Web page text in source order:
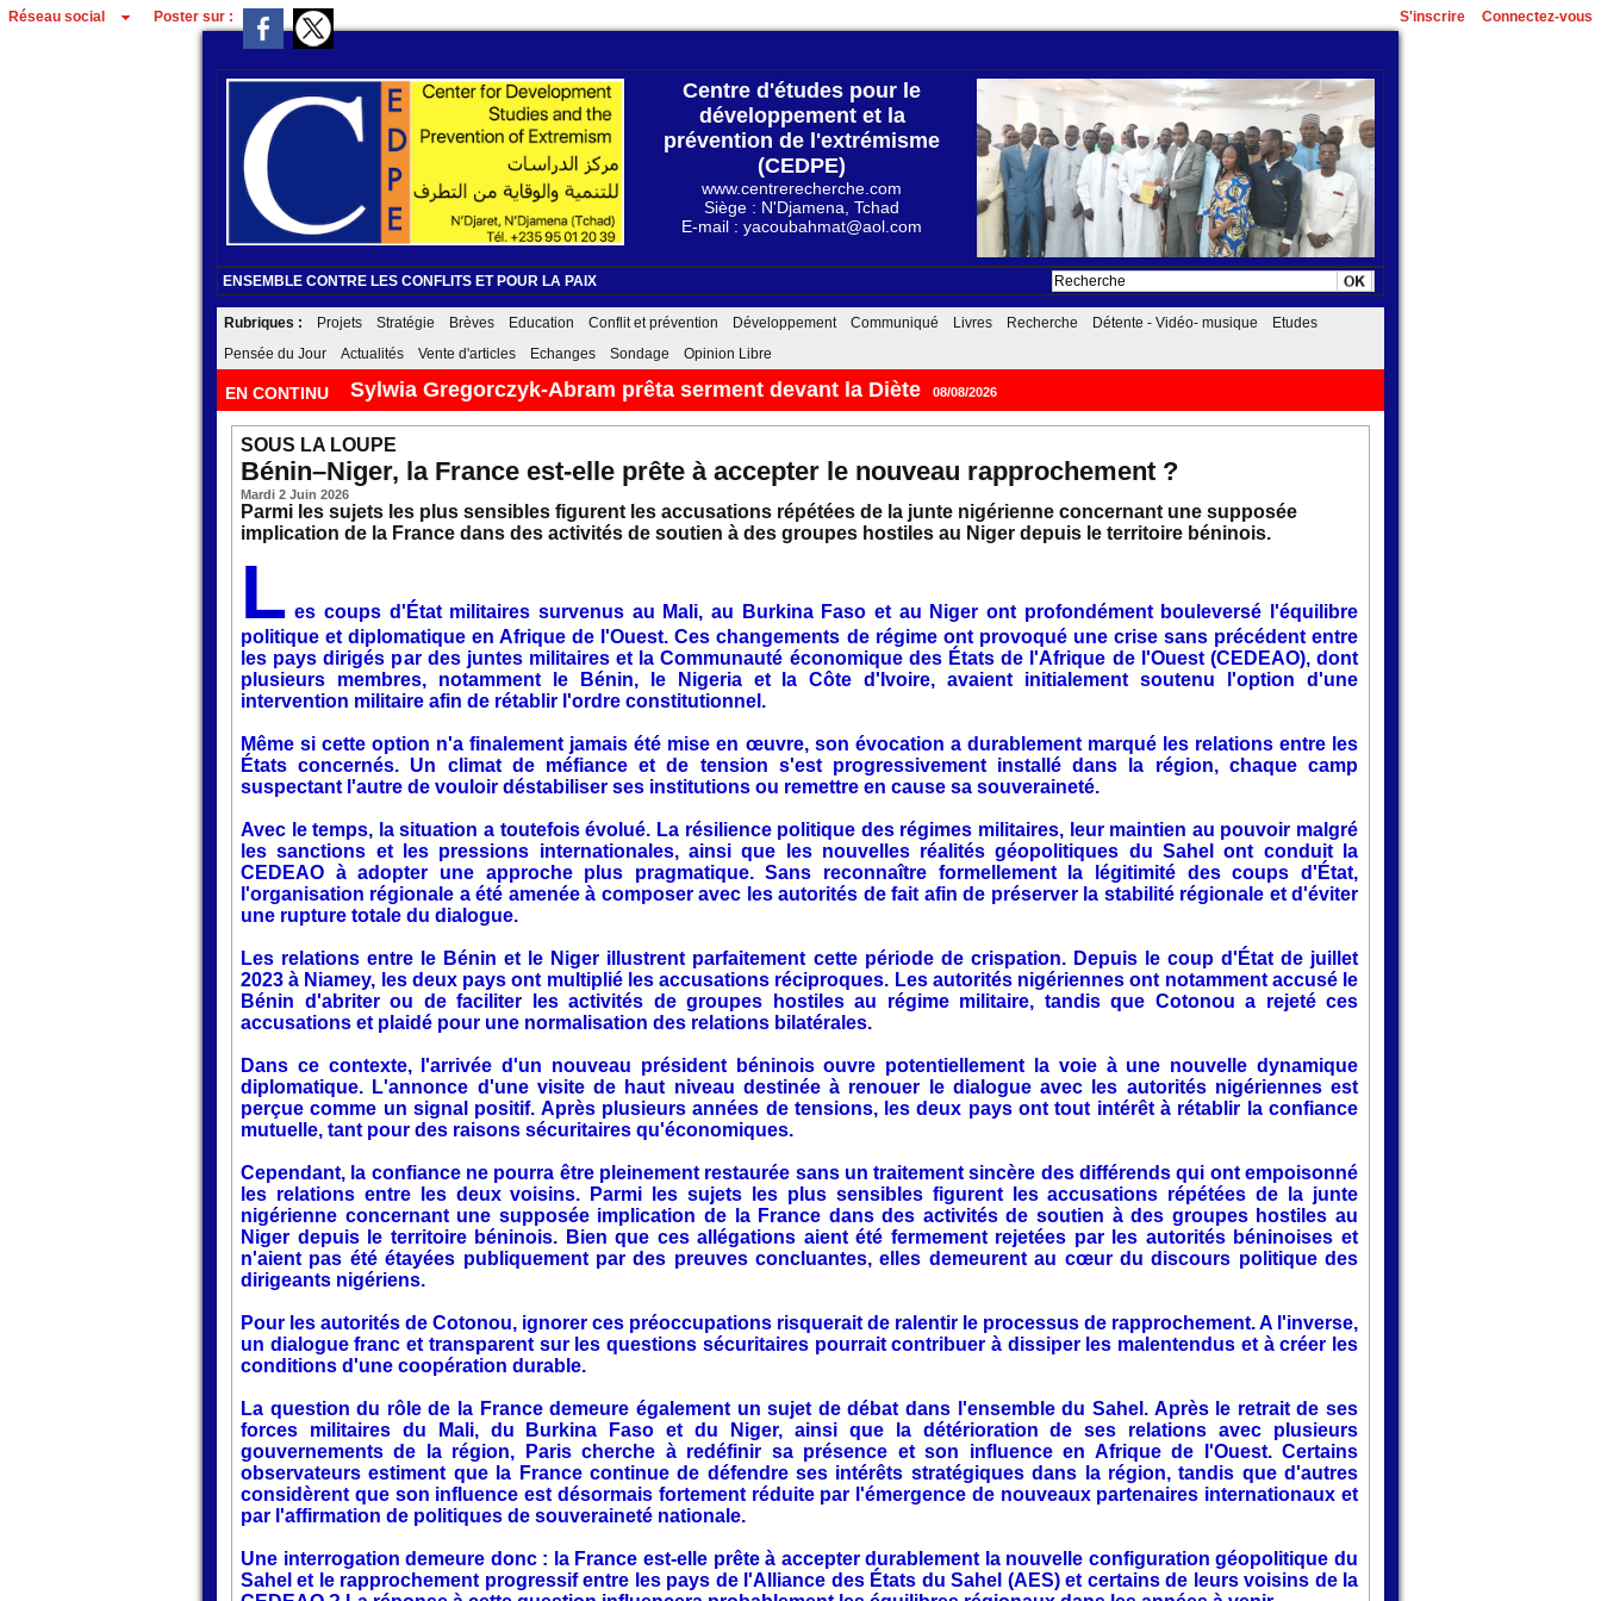
Réseau social Poster sur : Connectez-vous
S'inscrire
Centre d'études pour le
développement et la
prévention de l'extrémisme
(CEDPE)
www.centrerecherche.com
Siège : N'Djamena, Tchad
E-mail : yacoubahmat@aol.com
ENSEMBLE CONTRE LES CONFLITS ET POUR LA PAIX
Rubriques : Projets Stratégie Brèves Education Conflit et prévention Développement Communiqué Livres Recherche Détente - Vidéo- musique
Etudes
Pensée du Jour
Actualités Vente d'articles Echanges Sondage Opinion Libre
EN CONTINU Sylwia Gregorczyk-Abram prêta serment devant la Diète 08/08/2026
SOUS LA LOUPE
Bénin–Niger, la France est-elle prête à accepter le nouveau rapprochement ?
Mardi 2 Juin 2026
Parmi les sujets les plus sensibles figurent les accusations répétées de la junte nigérienne concernant une supposée
implication de la France dans des activités de soutien à des groupes hostiles au Niger depuis le territoire béninois.
L es coups d'État militaires survenus au Mali, au Burkina Faso et au Niger ont profondément bouleversé l'équilibre
politique et diplomatique en Afrique de l'Ouest. Ces changements de régime ont provoqué une crise sans précédent entre
les pays dirigés par des juntes militaires et la Communauté économique des États de l'Afrique de l'Ouest (CEDEAO), dont
plusieurs membres, notamment le Bénin, le Nigeria et la Côte d'Ivoire, avaient initialement soutenu l'option d'une
intervention militaire afin de rétablir l'ordre constitutionnel.
Même si cette option n'a finalement jamais été mise en œuvre, son évocation a durablement marqué les relations entre les
États concernés. Un climat de méfiance et de tension s'est progressivement installé dans la région, chaque camp
suspectant l'autre de vouloir déstabiliser ses institutions ou remettre en cause sa souveraineté.
Avec le temps, la situation a toutefois évolué. La résilience politique des régimes militaires, leur maintien au pouvoir malgré
les sanctions et les pressions internationales, ainsi que les nouvelles réalités géopolitiques du Sahel ont conduit la
CEDEAO à adopter une approche plus pragmatique. Sans reconnaître formellement la légitimité des coups d'État,
l'organisation régionale a été amenée à composer avec les autorités de fait afin de préserver la stabilité régionale et d'éviter
une rupture totale du dialogue.
Les relations entre le Bénin et le Niger illustrent parfaitement cette période de crispation. Depuis le coup d'État de juillet
2023 à Niamey, les deux pays ont multiplié les accusations réciproques. Les autorités nigériennes ont notamment accusé le
Bénin d'abriter ou de faciliter les activités de groupes hostiles au régime militaire, tandis que Cotonou a rejeté ces
accusations et plaidé pour une normalisation des relations bilatérales.
Dans ce contexte, l'arrivée d'un nouveau président béninois ouvre potentiellement la voie à une nouvelle dynamique
diplomatique. L'annonce d'une visite de haut niveau destinée à renouer le dialogue avec les autorités nigériennes est
perçue comme un signal positif. Après plusieurs années de tensions, les deux pays ont tout intérêt à rétablir la confiance
mutuelle, tant pour des raisons sécuritaires qu'économiques.
Cependant, la confiance ne pourra être pleinement restaurée sans un traitement sincère des différends qui ont empoisonné
les relations entre les deux voisins. Parmi les sujets les plus sensibles figurent les accusations répétées de la junte
nigérienne concernant une supposée implication de la France dans des activités de soutien à des groupes hostiles au
Niger depuis le territoire béninois. Bien que ces allégations aient été fermement rejetées par les autorités béninoises et
n'aient pas été étayées publiquement par des preuves concluantes, elles demeurent au cœur du discours politique des
dirigeants nigériens.
Pour les autorités de Cotonou, ignorer ces préoccupations risquerait de ralentir le processus de rapprochement. A l'inverse,
un dialogue franc et transparent sur les questions sécuritaires pourrait contribuer à dissiper les malentendus et à créer les
conditions d'une coopération durable.
La question du rôle de la France demeure également un sujet de débat dans l'ensemble du Sahel. Après le retrait de ses
forces militaires du Mali, du Burkina Faso et du Niger, ainsi que la détérioration de ses relations avec plusieurs
gouvernements de la région, Paris cherche à redéfinir sa présence et son influence en Afrique de l'Ouest. Certains
observateurs estiment que la France continue de défendre ses intérêts stratégiques dans la région, tandis que d'autres
considèrent que son influence est désormais fortement réduite par l'émergence de nouveaux partenaires internationaux et
par l'affirmation de politiques de souveraineté nationale.
Une interrogation demeure donc : la France est-elle prête à accepter durablement la nouvelle configuration géopolitique du
Sahel et le rapprochement progressif entre les pays de l'Alliance des États du Sahel (AES) et certains de leurs voisins de la